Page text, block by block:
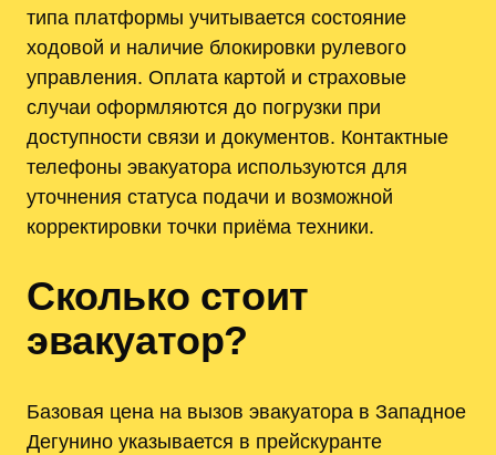
типа платформы учитывается состояние
ходовой и наличие блокировки рулевого
управления. Оплата картой и страховые
случаи оформляются до погрузки при
доступности связи и документов. Контактные
телефоны эвакуатора используются для
уточнения статуса подачи и возможной
корректировки точки приёма техники.
Сколько стоит
эвакуатор?
Базовая цена на вызов эвакуатора в Западное
Дегунино указывается в прейскуранте